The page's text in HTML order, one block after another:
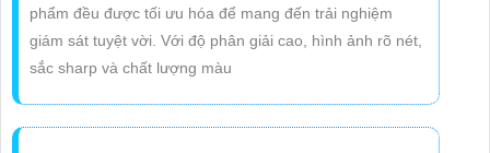
phẩm đều được tối ưu hóa để mang đến trải nghiệm
giám sát tuyệt vời. Với độ phân giải cao, hình ảnh rõ nét,
sắc sharp và chất lượng màu